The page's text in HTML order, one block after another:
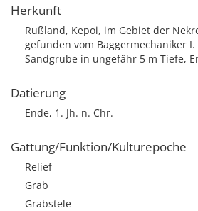
Herkunft
Rußland, Kepoi, im Gebiet der
gefunden vom Baggermechaniker I.
Sandgrube in ungefähr 5 m Tiefe,
Datierung
Ende, 1. Jh. n. Chr.
Gattung/Funktion/Kulturepoche
Relief
Grab
Grabstele